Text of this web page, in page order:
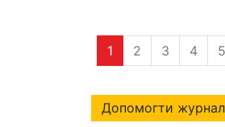
1 2 3 4 5
Допомогти